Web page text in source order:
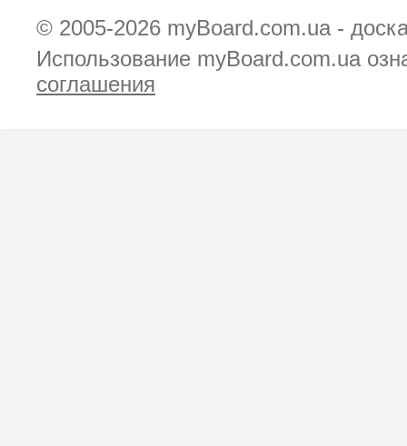
© 2005-2026 myBoard.com.ua -
Использование myBoard.com.ua
соглашения